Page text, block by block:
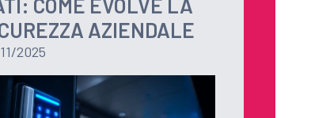
COME EVOLVE LA
AZIENDALE
2025